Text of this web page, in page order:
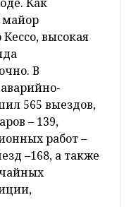
Как
майор
высокая
В
565 выездов,
– 139,
работ –
–168, а также